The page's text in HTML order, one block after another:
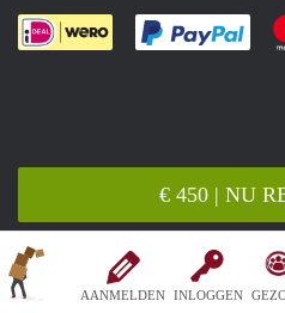
AANMELDEN INLOGGEN
€ 450 | NU
Je